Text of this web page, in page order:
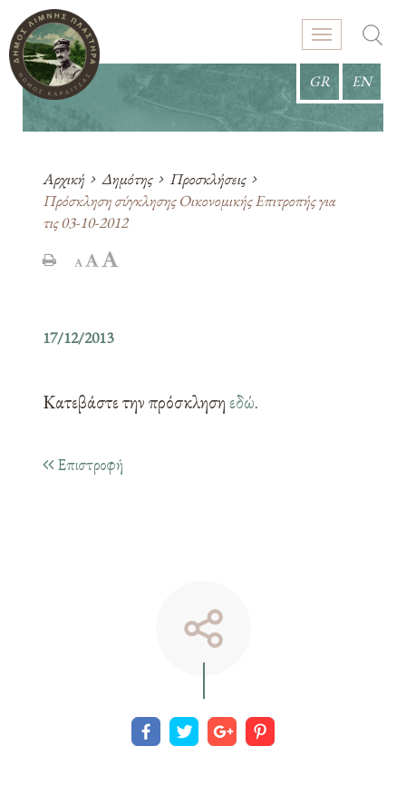
GR EN
Αρχική Δημότης
Προσκλήσεις
Πρόσκληση σύγκλησης Οικονομικής Επιτροπής για
τις 03-10-2012
17/12/2013
Κατεβάστε την πρόσκληση εδώ.
Επιστροφή